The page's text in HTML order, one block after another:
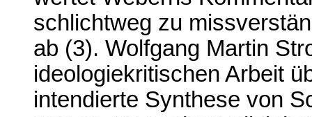
schlichtweg zu
ab (3). Wolfgang Martin
ideologiekritischen Arbeit
intendierte Synthese von